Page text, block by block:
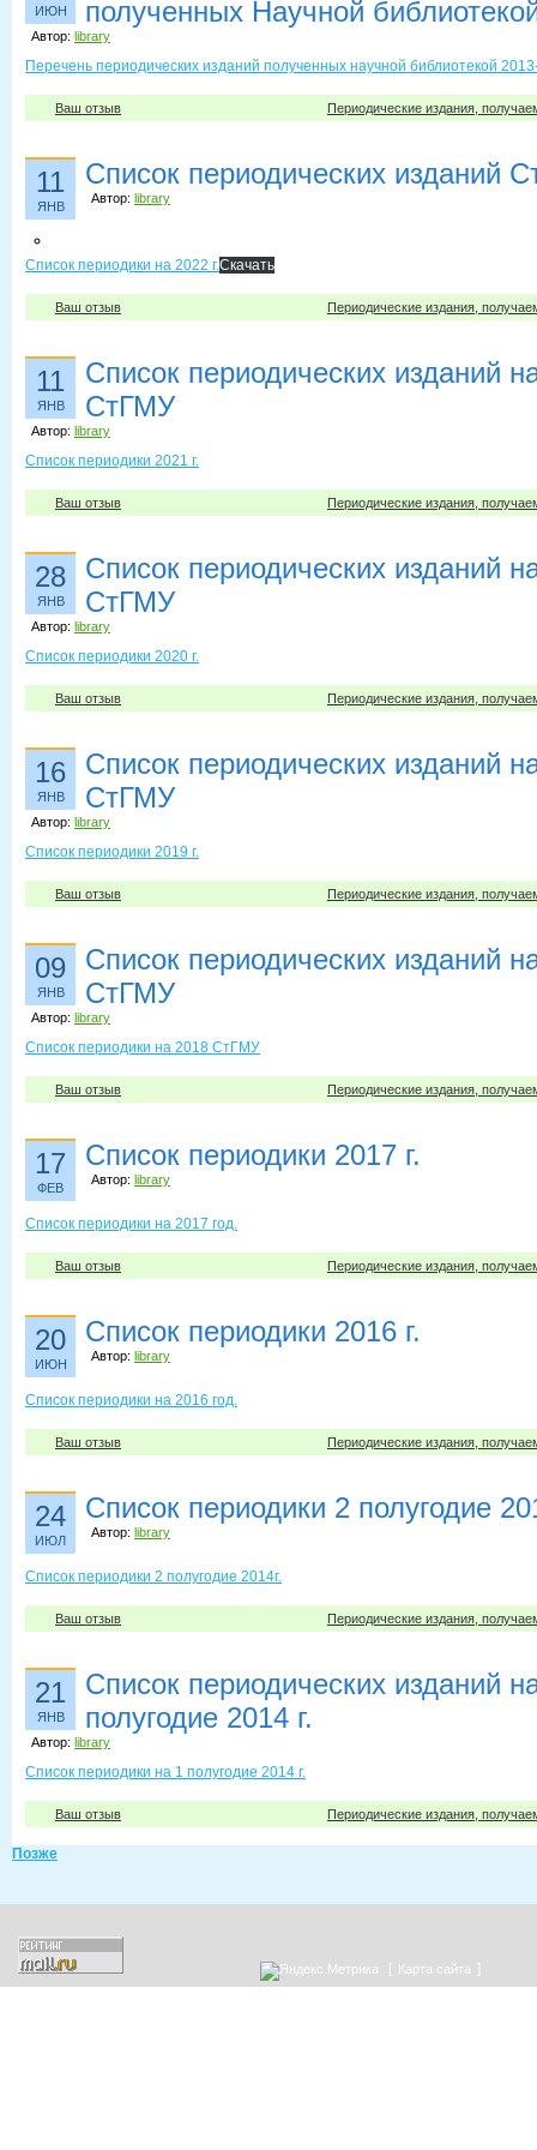
ИЮН
полученных Научной
Автор: library
Перечень периодических изданий полученных научной библиотекой 2013-
Ваш отзыв Периодические издания,
11
ЯНВ
Список периодических изданий
Автор: library
Список периодики на 2022 г.Скачать
Ваш отзыв Периодические издания,
11
ЯНВ
Список периодических изданий
СтГМУ
Автор: library
Список периодики 2021 г.
Ваш отзыв Периодические издания,
28
ЯНВ
Список периодических изданий
СтГМУ
Автор: library
Список периодики 2020 г.
Ваш отзыв Периодические издания,
16
ЯНВ
Список периодических изданий
СтГМУ
Автор: library
Список периодики 2019 г.
Ваш отзыв Периодические издания,
09
ЯНВ
Список периодических изданий
СтГМУ
Автор: library
Список периодики на 2018 СтГМУ
Ваш отзыв Периодические издания,
17
ФЕВ
Cписок периодики 2017 г.
Автор: library
Список периодики на 2017 год.
Ваш отзыв Периодические издания,
20
ИЮН
Cписок периодики 2016 г.
Автор: library
Список периодики на 2016 год.
Ваш отзыв Периодические издания,
24
ИЮЛ
Cписок периодики 2 полугодие
Автор: library
Cписок периодики 2 полугодие 2014г.
Ваш отзыв Периодические издания,
21
ЯНВ
Список периодических изданий
полугодие 2014 г.
Автор: library
Список периодики на 1 полугодие 2014 г.
Ваш отзыв Периодические издания,
Позже
[ Карта сайта